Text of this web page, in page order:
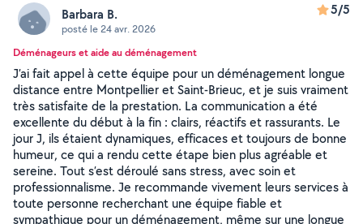
Barbara B.
posté le 24 avr. 2026
5/5
Déménageurs et aide au déménagement
J’ai fait appel à cette équipe pour un déménagement longue
distance entre Montpellier et Saint-Brieuc, et je suis vraiment
très satisfaite de la prestation. La communication a été
excellente du début à la fin : clairs, réactifs et rassurants. Le
jour J, ils étaient dynamiques, efficaces et toujours de bonne
humeur, ce qui a rendu cette étape bien plus agréable et
sereine. Tout s’est déroulé sans stress, avec soin et
professionnalisme. Je recommande vivement leurs services à
toute personne recherchant une équipe fiable et
sympathique pour un déménagement, même sur une longue